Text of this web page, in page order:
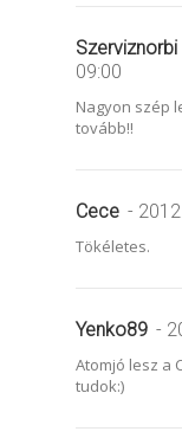
Szerviznorbi
09:00
Nagyon szép
tovább!!
Cece -
Tökéletes.
Yenko89 -
Atomjó lesz a
tudok:)